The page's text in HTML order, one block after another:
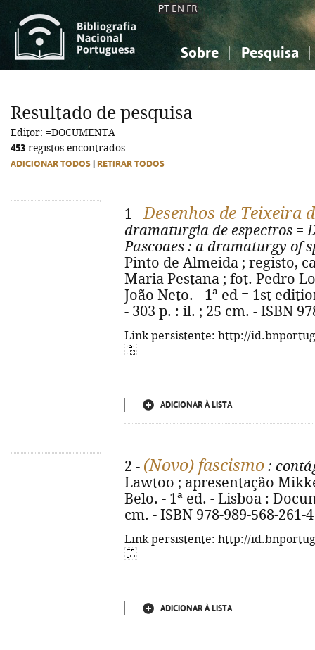
PT EN FR
Sobre Pesquisa
Ciências sociais...
Ciências sociais...
Resultado de pesquisa
Editor: =DOCUMENTA
453 registos encontrados
ADICIONAR TODOS RETIRAR TODOS
1 -Desenhos de Teixeira
dramaturgia de espectros =
Pascoaes : a dramaturgy of
Pinto de Almeida ; registo,
Maria Pestana ; fot. Pedro
João Neto. - 1ª ed = 1st
- 303 p. : il. ; 25 cm. - ISBN
Link persistente: http://
ADICIONAR À LISTA
2 - (Novo) fascismo :
Lawtoo ; apresentação
Belo. - 1ª ed. - Lisboa :
cm. - ISBN 978-989-568-261-4
Link persistente: http://
ADICIONAR À LISTA